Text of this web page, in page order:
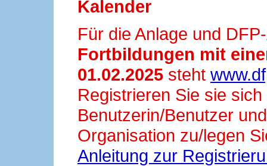
Kalender
Für die Anlage und
Fortbildungen mit
01.02.2025 steht
Registrieren Sie sie
Benutzerin/Benutzer
Organisation zu/legen
Anleitung zur